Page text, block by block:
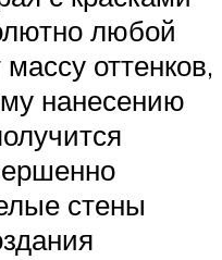
любой
оттенков,
нанесению
стены